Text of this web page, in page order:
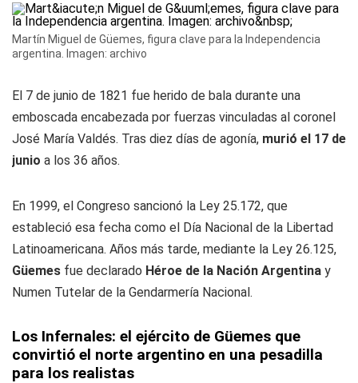
Martín Miguel de Güemes, figura clave para la Independencia
argentina. Imagen: archivo
El 7 de junio de 1821 fue herido de bala durante una
emboscada encabezada por fuerzas vinculadas al coronel
José María Valdés. Tras diez días de agonía, murió el 17 de
junio a los 36 años.
En 1999, el Congreso sancionó la Ley 25.172, que
estableció esa fecha como el Día Nacional de la Libertad
Latinoamericana. Años más tarde, mediante la Ley 26.125,
Güemes fue declarado Héroe de la Nación Argentina y
Numen Tutelar de la Gendarmería Nacional.
Los Infernales: el ejército de Güemes que
convirtió el norte argentino en una pesadilla
para los realistas